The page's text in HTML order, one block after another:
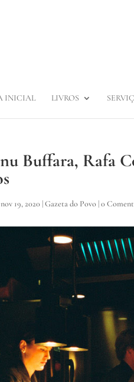
INICIAL LIVROS
Buffara, Rafa
nov 19, 2020 |Gazeta do Povo |0